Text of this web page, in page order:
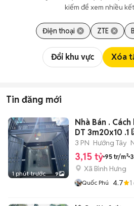
kiếm để xem nhiều
Điện thoại ZTE
Đổi khu vực Xóa
Tin đăng mới
1 phút trước 9
Nhà Bán .
DT 3m20x10 .1
3 PN Hướng Tây
3,15 tỷ 95 tr/m²
Xã Bình Hưng
Quốc Phú 4.7 1